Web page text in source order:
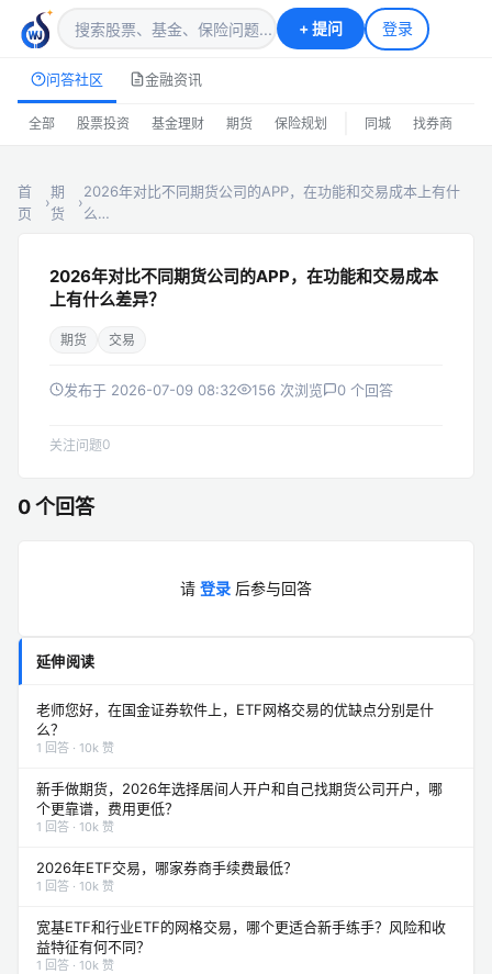
+提问 登录
问答社区 金融资讯
全部 股票投资 基金理财 期货 保险规划 同城 找券商
首
页
›
期
货
›
2026年对比不同期货公司的APP，在功能和交易成本上有什
么…
2026年对比不同期货公司的APP，在功能和交易成本
上有什么差异？
期货 交易
发布于 2026-07-09 08:32 156 次浏览 0 个回答
关注问题0
0 个回答
请 登录 后参与回答
延伸阅读
老师您好，在国金证券软件上，ETF网格交易的优缺点分别是什
么？
1 回答 · 10k 赞
新手做期货，2026年选择居间人开户和自己找期货公司开户，哪
个更靠谱，费用更低？
1 回答 · 10k 赞
2026年ETF交易，哪家券商手续费最低？
1 回答 · 10k 赞
宽基ETF和行业ETF的网格交易，哪个更适合新手练手？风险和收
益特征有何不同？
1 回答 · 10k 赞